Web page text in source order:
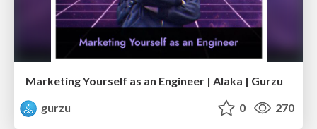
Marketing Yourself as an Engineer | Alaka | Gurzu
gurzu
0 270